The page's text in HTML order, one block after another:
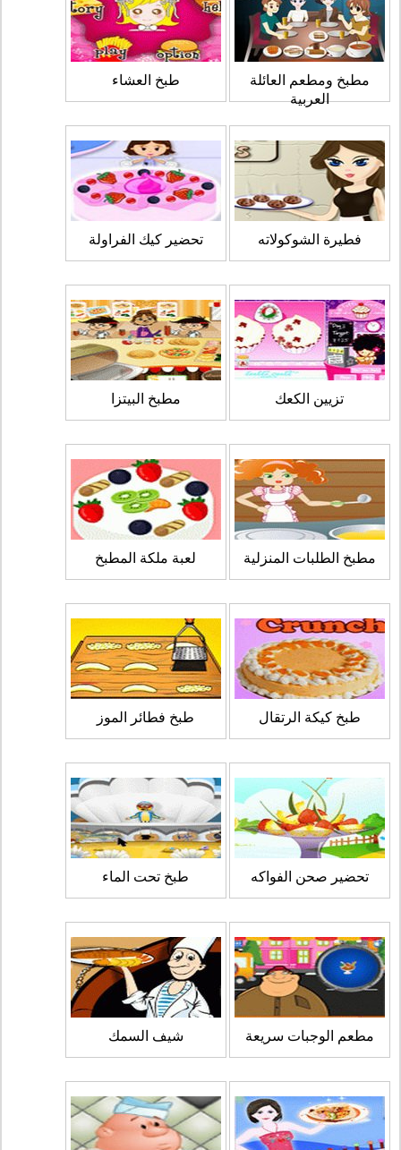
مطبخ ومطعم العائلة
العربية
طبخ العشاء
فطيرة الشوكولاته تحضير كيك الفراولة
تزيين الكعك مطبخ البيتزا
مطبخ الطلبات المنزلية لعبة ملكة المطبخ
طبخ كيكة الرتقال طبخ فطائر الموز
تحضير صحن الفواكه طبخ تحت الماء
مطعم الوجبات سريعة شيف السمك